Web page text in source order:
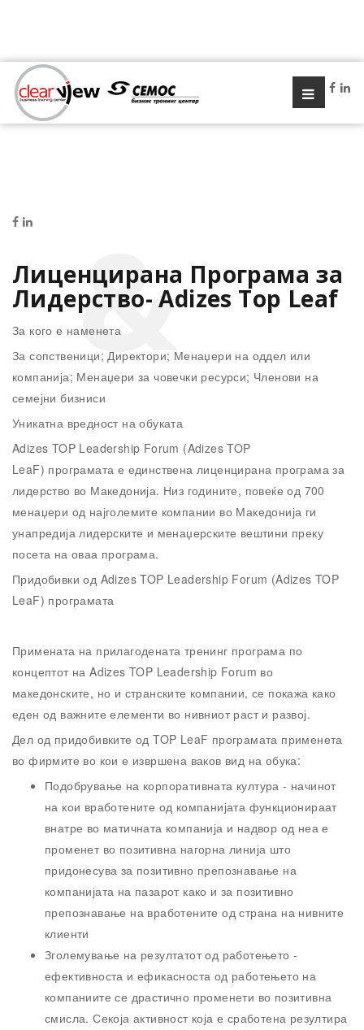
Лиценцирана Програма за
Лидерство- Adizes Top Leaf
За кого е наменета
За сопственици; Директори; Менаџери на оддел или
компанија; Менаџери за човечки ресурси; Членови на
семејни бизниси
Уникатна вредност на обуката
Adizes TOP Leadership Forum (Adizes TOP
LeaF) програмата е единствена лиценцирана програма за
лидерство во Македонија. Низ годините, повеќе од 700
менаџери од најголемите компании во Македонија ги
унапредија лидерските и менаџерските вештини преку
посета на оваа програма.
Придобивки од Adizes TOP Leadership Forum (Adizes TOP
LeaF) програмата
Примената на прилагодената тренинг програма по
концептот наAdizes TOP Leadership Forum во
македонските, но и странските компании, се покажа како
еден од важните елементи во нивниот раст и развој.
Дел од придобивките одTOP LeaF програмата применета
во фирмите во кои е извршена ваков вид на обука:
Подобрување на корпоративната култура - начинот
на кои вработените од компанијата функционираат
внатре во матичната компанија и надвор од неа е
променет во позитивна нагорна линија што
придонесува за позитивно препознавање на
компанијата на пазарот како и за позитивно
препознавање на вработените од страна на нивните
клиенти
Зголемување на резултатот од работењето -
ефективноста и ефикасноста од работењето на
компаниите се драстично променети во позитивна
смисла. Секоја активност која е сработена резултира